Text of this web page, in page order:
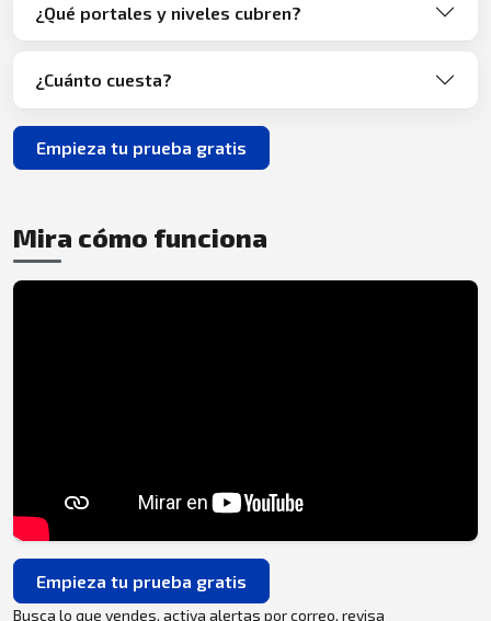
¿Qué portales y niveles cubren?
¿Cuánto cuesta?
Empieza tu prueba gratis
Mira cómo funciona
Empieza tu prueba gratis
Busca lo que vendes, activa alertas por correo, revisa